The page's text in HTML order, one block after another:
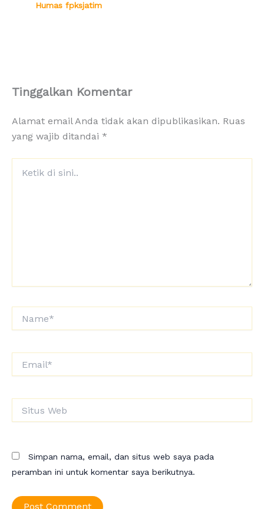
Humas fpksjatim
Tinggalkan Komentar
Alamat email Anda tidak akan dipublikasikan. Ruas
yang wajib ditandai *
Web
Simpan nama, email, dan situs web saya pada
peramban ini untuk komentar saya berikutnya.